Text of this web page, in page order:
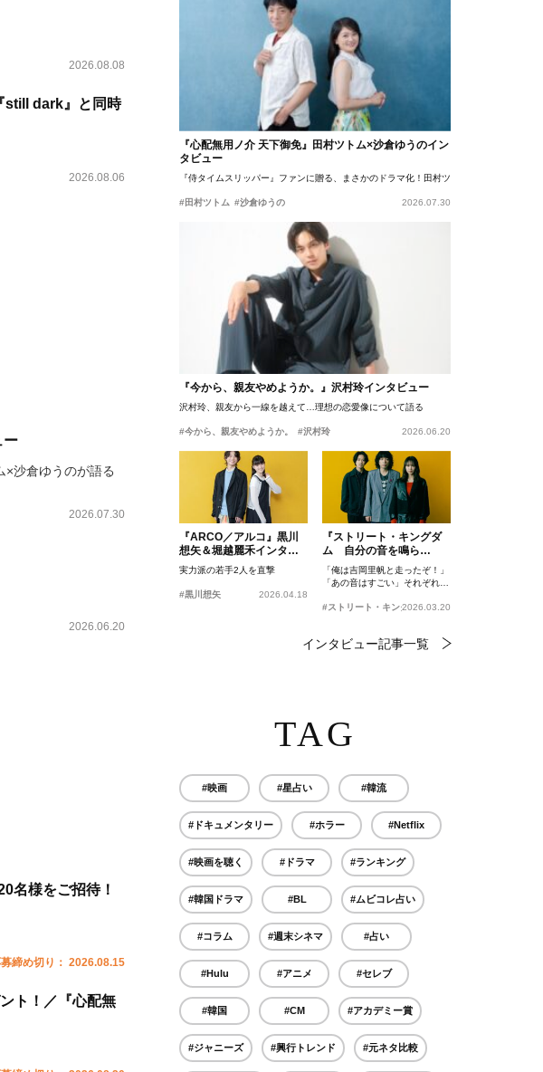
2026.08.08
still dark』と同時
2026.08.06
ー
×沙倉ゆうのが語る
2026.07.30
2026.06.20
名様をご招待！
締め切り： 2026.08.15
ト！／『心配無
『心配無用ノ介 天下御免』田村ツトム×沙倉ゆうのイン
タビュー
『侍タイムスリッパー』ファンに贈る、まさかのドラマ化！田村ツトム×沙倉ゆうのが語
#田村ツトム #沙倉ゆうの 2026.07.30
『今から、親友やめようか。』沢村玲インタビュー
沢村玲、親友から一線を越えて…理想の恋愛像について語る
#今から、親友やめようか。 #沢村玲 2026.06.20
『ARCO／アルコ』黒川
想矢＆堀越麗禾インタビ
ュー
実力派の若手2人を直撃
#黒川想矢 2026.04.18
『ストリート・キングダ
ム 自分の音を鳴ら
せ。』峯田和伸、若葉竜
也、吉岡里帆インタビュ
ー
「俺は吉岡里帆と走ったぞ！」
「あの音はすごい」それぞれの
#ストリート・キングダム 自分の音を鳴らせ。
2026.03.20
インタビュー記事一覧
TAG
#映画 #星占い #韓流
#ドキュメンタリー #ホラー #Netflix
#映画を聴く #ドラマ #ランキング
#韓国ドラマ #BL #ムビコレ占い
#コラム #週末シネマ #占い
#Hulu #アニメ #セレブ
#韓国 #CM #アカデミー賞
#ジャニーズ #興行トレンド #元ネタ比較